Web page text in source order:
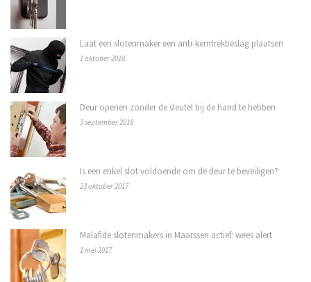
Laat een slotenmaker een anti-kerntrekbeslag plaatsen
1 oktober 2018
Deur openen zonder de sleutel bij de hand te hebben
3 september 2018
Is een enkel slot voldoende om de deur te beveiligen?
23 oktober 2017
Malafide slotenmakers in Maarssen actief: wees alert
1 mei 2017